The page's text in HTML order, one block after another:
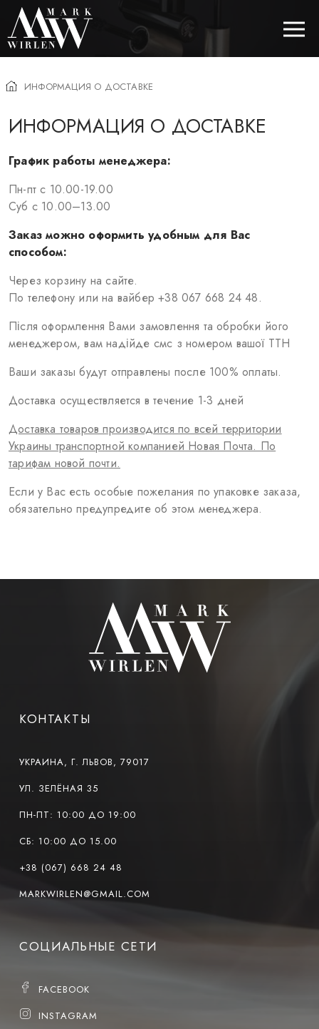
BEST SELLERS
КОСМЕТИКА ДЛЯ ВОЛОС
КОСМЕТИКА ДЛЯ ГЛАЗ
КОСМЕТИКА ДЛЯ БРОВЕЙ
КОСМЕТИКА ДЛЯ ЛИЦА
КОСМЕТИКА ДЛЯ ЩЕК
КИСТИ ДЛЯ МАКИЯЖА
АКСЕССУАРЫ
БЛОГ
КОНТАКТЫ
ИНФОРМАЦИЯ О ДОСТАВКЕ
ИНФОРМАЦИЯ О ДОСТАВКЕ
График работы менеджера:
Пн-пт с 10.00-19.00
Суб с 10.00–13.00
Заказ можно оформить удобным для Вас
способом:
Через корзину на сайте.
По телефону или на вайбер +38 067 668 24 48.
Після оформлення Вами замовлення та обробки його
менеджером, вам надійде смс з номером вашої ТТН
Ваши заказы будут отправлены после 100% оплаты.
Доставка осуществляется в течение 1-3 дней
Доставка товаров производится по всей территории
Украины транспортной компанией Новая Почта. По
тарифам новой почти.
Если у Вас есть особые пожелания по упаковке заказа,
обязательно предупредите об этом менеджера.
КОНТАКТЫ
УКРАИНА, Г. ЛЬВОВ, 79017
УЛ. ЗЕЛЁНАЯ 35
ПН-ПТ: 10:00 ДО 19:00
СБ: 10:00 ДО 15.00
+38 (067) 668 24 48
MARKWIRLEN@GMAIL.COM
СОЦИАЛЬНЫЕ СЕТИ
FACEBOOK
INSTAGRAM